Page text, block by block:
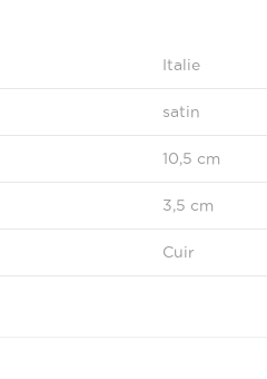
Italie
satin
10,5 cm
3,5 cm
Cuir